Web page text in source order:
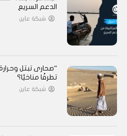
الدعم السريع
شبكة عاين
“صحارى تبتل
تطرفًا مناخيًا؟
شبكة عاين